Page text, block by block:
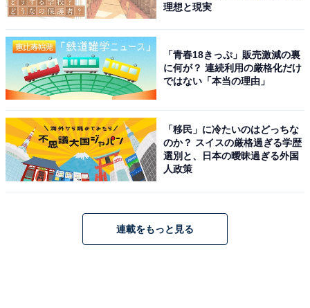
理想と現実
「青春18きっぷ」販売激減の裏
に何が？ 連続利用の厳格化だけ
ではない「本当の理由」
「移民」に冷たいのはどっちな
のか？ スイスの厳格過ぎる学歴
選別と、日本の曖昧過ぎる外国
人政策
連載をもっと見る